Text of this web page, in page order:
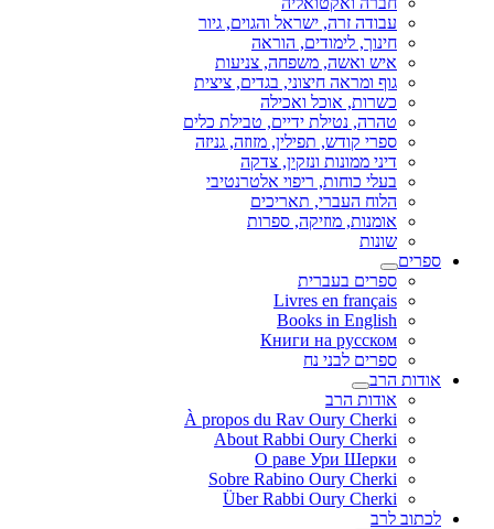
עבודה זרה, ישראל והגוים, גיור
חינוך, לימודים, הוראה
איש ואשה, משפחה, צניעות
גוף ומראה חיצוני, בגדים, ציצית
כשרות, אוכל ואכילה
טהרה, נטילת ידיים, טבילת כלים
ספרי קודש, תפילין, מזוזה, גניזה
דיני ממונות ונזקין, צדקה
בעלי כוחות, ריפוי אלטרנטיבי
הלוח העברי, תאריכים
אומנות, מוזיקה, ספרות
שונות
ספרים
ספרים בעברית
Livres en français
Books in English
Книги на русском
ספרים לבני נח
אודות הרב
אודות הרב
À propos du Rav Oury Cherki
About Rabbi Oury Cherki
О раве Ури Шерки
Sobre Rabino Oury Cherki
Über Rabbi Oury Cherki
לכתוב לרב